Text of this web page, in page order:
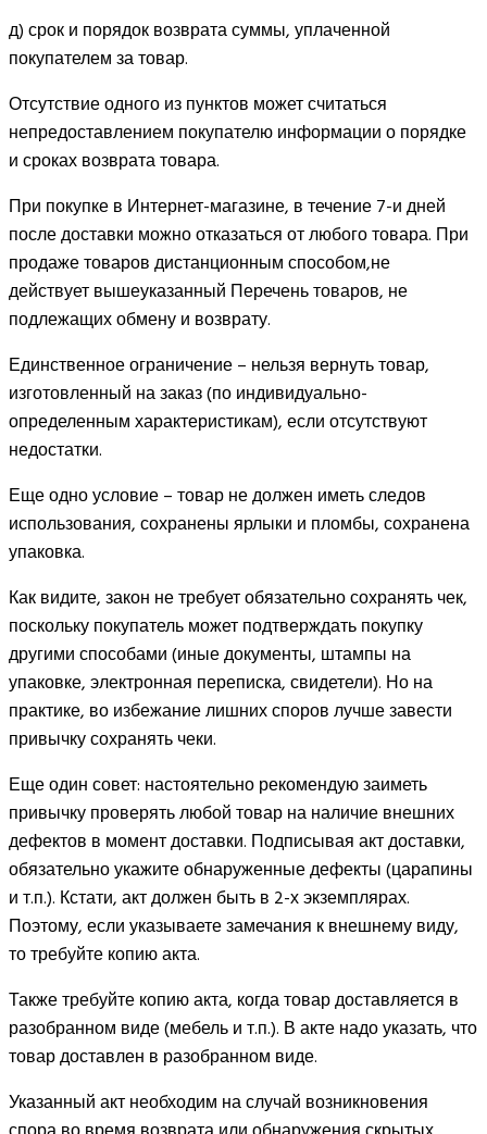
д) срок и порядок возврата суммы, уплаченной
покупателем за товар.
Отсутствие одного из пунктов может считаться
непредоставлением покупателю информации о порядке
и сроках возврата товара.
При покупке в Интернет-магазине, в течение 7-и дней
после доставки можно отказаться от любого товара. При
продаже товаров дистанционным способом,не
действует вышеуказанный Перечень товаров, не
подлежащих обмену и возврату.
Единственное ограничение – нельзя вернуть товар,
изготовленный на заказ (по индивидуально-
определенным характеристикам), если отсутствуют
недостатки.
Еще одно условие – товар не должен иметь следов
использования, сохранены ярлыки и пломбы, сохранена
упаковка.
Как видите, закон не требует обязательно сохранять чек,
поскольку покупатель может подтверждать покупку
другими способами (иные документы, штампы на
упаковке, электронная переписка, свидетели). Но на
практике, во избежание лишних споров лучше завести
привычку сохранять чеки.
Еще один совет: настоятельно рекомендую заиметь
привычку проверять любой товар на наличие внешних
дефектов в момент доставки. Подписывая акт доставки,
обязательно укажите обнаруженные дефекты (царапины
и т.п.). Кстати, акт должен быть в 2-х экземплярах.
Поэтому, если указываете замечания к внешнему виду,
то требуйте копию акта.
Также требуйте копию акта, когда товар доставляется в
разобранном виде (мебель и т.п.). В акте надо указать, что
товар доставлен в разобранном виде.
Указанный акт необходим на случай возникновения